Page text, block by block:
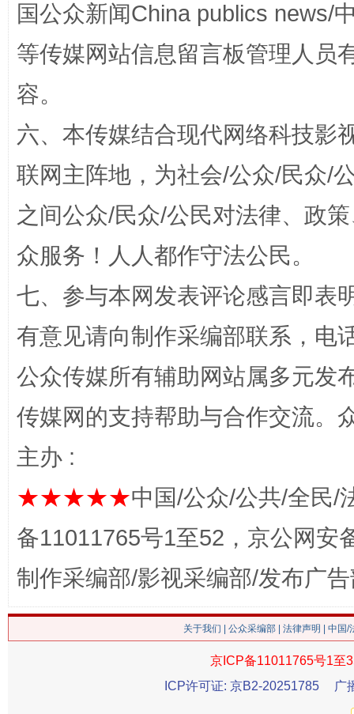
在谋一域中谋全局
习近平的博鳌关键词
魏明亮
“刷贴”乱象丛生
生
国公众新闻China publics news/
等传媒网站信息留言板管理人员
容。
六、本传媒结合现代网络科技影
联网主阵地，为社会/公众/民众/
之间公众/民众/公民对法律、政
众服务！人人都作守法公民。
七、参与本网发表评论感言即表
有意见请向制作采编部联系，电
公众传媒所有辅助网站属多元发
传媒网的支持帮助与合作交流。
主办 :
★★★★★中国/公众/公共/全民/
备11011765号1至52，京公网安
制作采编部/影视采编部/发布广
关于我们 公众采编部 法律声明 | 中国
京ICP备11011765号1至
ICP许可证: 京B2-20251785
广